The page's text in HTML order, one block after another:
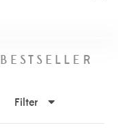
BESTSELLER
Filter